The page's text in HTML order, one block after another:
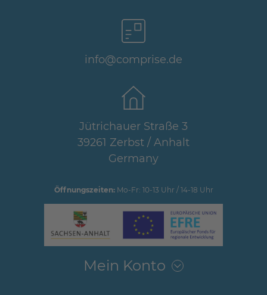
info@comprise.de
Jütrichauer Straße 3
39261 Zerbst / Anhalt
Germany
Öffnungszeiten:Mo-Fr: 10-13 Uhr / 14-18 Uhr
Mein Konto